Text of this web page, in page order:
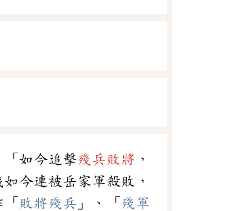
如今追擊殘兵敗將 ，
今連被岳家軍殺敗，
敗將殘兵 」、「 殘軍